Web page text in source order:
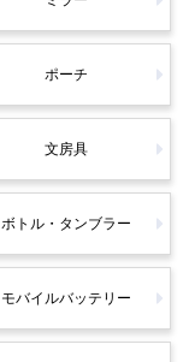
ポーチ
文房具
ボトル・タンブラー
モバイルバッテリー